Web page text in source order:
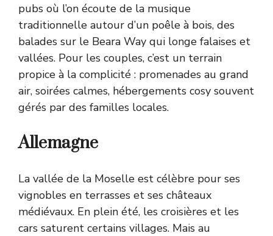
pubs où l’on écoute de la musique
traditionnelle autour d’un poêle à bois, des
balades sur le Beara Way qui longe falaises et
vallées. Pour les couples, c’est un terrain
propice à la complicité : promenades au grand
air, soirées calmes, hébergements cosy souvent
gérés par des familles locales.
Allemagne
La vallée de la Moselle est célèbre pour ses
vignobles en terrasses et ses châteaux
médiévaux. En plein été, les croisières et les
cars saturent certains villages. Mais au